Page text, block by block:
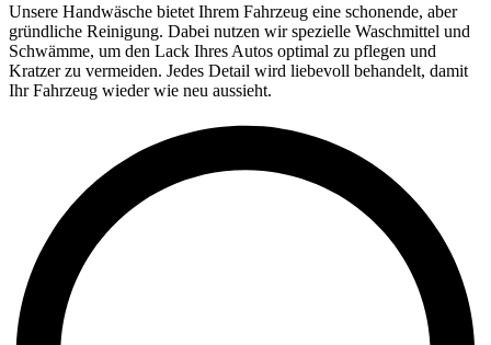
Unsere Handwäsche bietet Ihrem Fahrzeug eine schonende, aber
gründliche Reinigung. Dabei nutzen wir spezielle Waschmittel und
Schwämme, um den Lack Ihres Autos optimal zu pflegen und
Kratzer zu vermeiden. Jedes Detail wird liebevoll behandelt, damit
Ihr Fahrzeug wieder wie neu aussieht.